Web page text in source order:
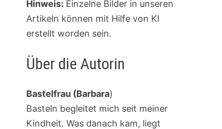
Hinweis: Einzelne Bilder in unseren
Artikeln können mit Hilfe von KI
erstellt worden sein.
Über die Autorin
Bastelfrau (Barbara)
Basteln begleitet mich seit meiner
Kindheit. Was danach kam, liegt